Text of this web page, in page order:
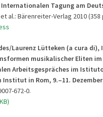
Internationalen Tagung am
al.: Bärenreiter-Verlag 2010 (358
Laurenz Lütteken (a cura
musikalischer Eliten im
Arbeitsgespräches im
in Rom, 9.–11. Dezember
672-0.